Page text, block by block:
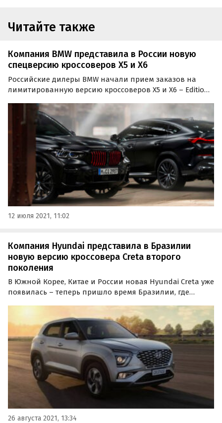
Читайте также
Компания BMW представила в России новую
спецверсию кроссоверов X5 и X6
Российские дилеры BMW начали прием заказов на
лимитированную версию кроссоверов X5 и X6 – Edition
ссылкой на пресс-службу баварской марки, цены на
автомобили стартуют от 10 990 000 и 11 220 000…
12 июля 2021, 11:02
Компания Hyundai представила в Бразилии
новую версию кроссовера Creta второго
поколения
В Южной Корее, Китае и России новая Hyundai Creta уже
появилась – теперь пришло время Бразилии, где
26 августа 2021, 13:34